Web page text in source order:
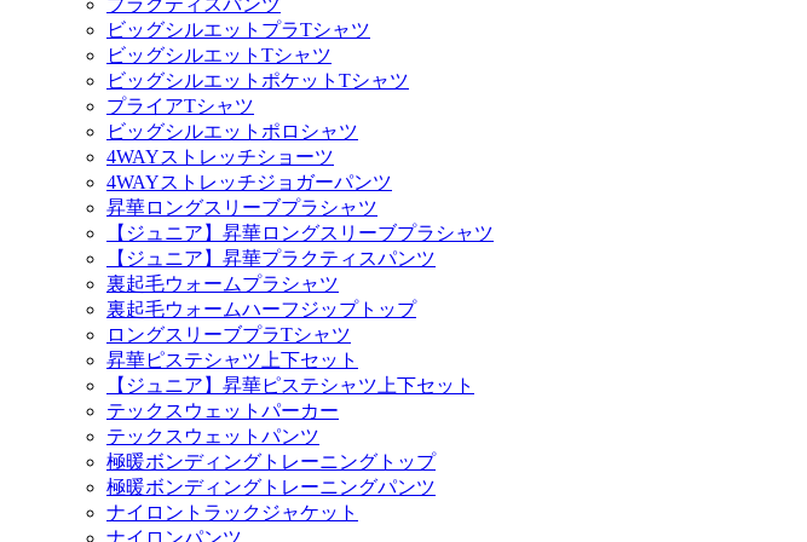
プラクティスパンツ
ビッグシルエットプラTシャツ
ビッグシルエットTシャツ
ビッグシルエットポケットTシャツ
プライアTシャツ
ビッグシルエットポロシャツ
4WAYストレッチショーツ
4WAYストレッチジョガーパンツ
昇華ロングスリーブプラシャツ
【ジュニア】昇華ロングスリーブプラシャツ
【ジュニア】昇華プラクティスパンツ
裏起毛ウォームプラシャツ
裏起毛ウォームハーフジップトップ
ロングスリーブプラTシャツ
昇華ピステシャツ上下セット
【ジュニア】昇華ピステシャツ上下セット
テックスウェットパーカー
テックスウェットパンツ
極暖ボンディングトレーニングトップ
極暖ボンディングトレーニングパンツ
ナイロントラックジャケット
ナイロンパンツ